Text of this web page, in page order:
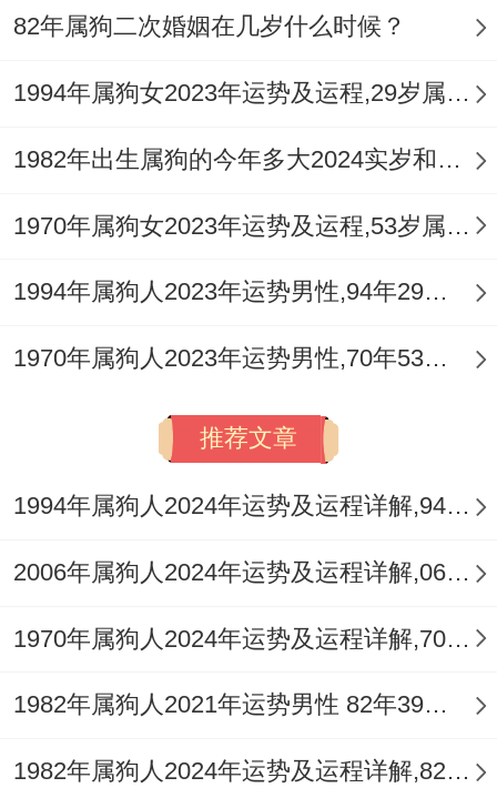
耗】星的叨扰,健康上还是要谨慎一些，或许
平时多加锻炼、注意饮食卫生与安全防护、
以保持健康的体魄！相信在2025年里，保持
机遇、取得辉煌成就、顺风顺水!
82年属狗二次婚姻在几岁什么时候？
1994年属狗女2023年运势及运程,29岁属狗人2023全年每月运势女性如何
1982年出生属狗的今年多大2024实岁和虚岁
1970年属狗女2023年运势及运程,53岁属狗人2023全年每月运势女性如何
1994年属狗人2023年运势男性,94年29岁属狗男2023年每月运程怎么样
1970年属狗人2023年运势男性,70年53岁属狗男2023年每月运程怎么样
推荐文章
1994年属狗人2024年运势及运程详解,94年出生30岁肖狗人在2024全年每月运势完整版
2006年属狗人2024年运势及运程详解,06年出生18岁肖狗人在2024全年每月运势完整版
1970年属狗人2024年运势及运程详解,70年出生54岁肖狗人在2024全年每月运势完整版
1982年属狗人2021年运势男性 82年39岁属狗男2021年每月运程怎么样
1982年属狗人2024年运势及运程详解,82年出生42岁肖狗人在2024全年每月运势完整版